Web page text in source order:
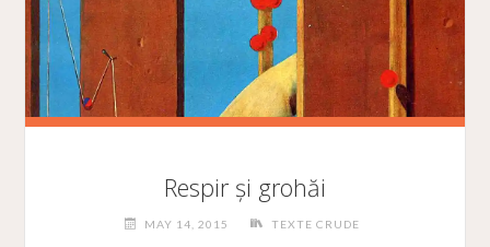
Respir și grohăi
MAY 14, 2015 TEXTE CRUDE